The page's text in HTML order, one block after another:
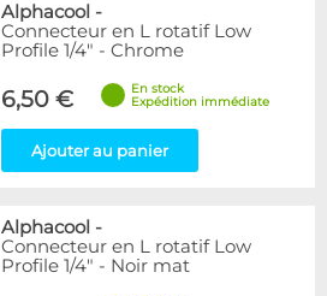
Alphacool -
Connecteur en L rotatif Low
Profile 1/4" - Chrome
6,50 €
En stock
Expédition immédiate
Ajouter au panier
Alphacool -
Connecteur en L rotatif Low
Profile 1/4" - Noir mat